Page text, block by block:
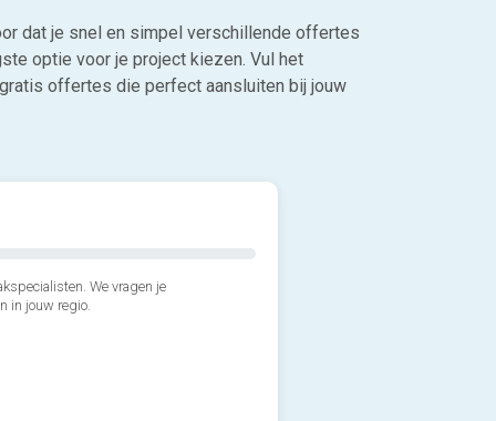
dat je snel en simpel verschillende offertes
optie voor je project kiezen. Vul het
offertes die perfect aansluiten bij jouw
We vragen je
in jouw regio.